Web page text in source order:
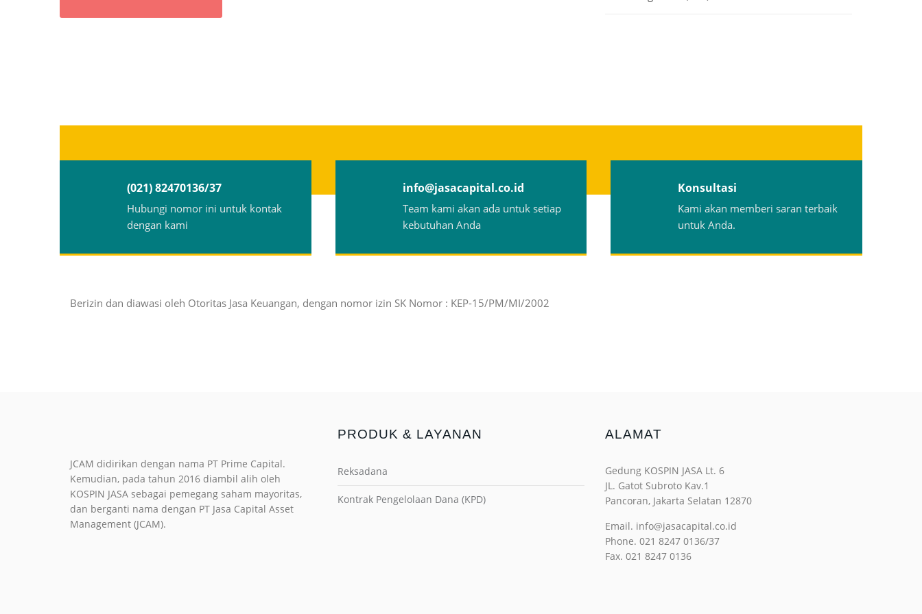
(021) 82470136/37
Hubungi nomor ini untuk kontak
dengan kami
info@jasacapital.co.id
Team kami akan ada untuk setiap
kebutuhan Anda
Konsultasi
Kami akan memberi saran terbaik
untuk Anda.
Berizin dan diawasi oleh Otoritas Jasa Keuangan, dengan nomor izin SK Nomor : KEP-15/PM/MI/2002
JCAM didirikan dengan nama PT Prime Capital.
Kemudian, pada tahun 2016 diambil alih oleh
KOSPIN JASA sebagai pemegang saham mayoritas,
dan berganti nama dengan PT Jasa Capital Asset
Management (JCAM).
PRODUK & LAYANAN
Reksadana
Kontrak Pengelolaan Dana (KPD)
ALAMAT
Gedung KOSPIN JASA Lt. 6
JL. Gatot Subroto Kav.1
Pancoran, Jakarta Selatan 12870
Email. info@jasacapital.co.id
Phone. 021 8247 0136/37
Fax. 021 8247 0136